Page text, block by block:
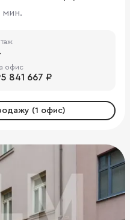
мин.
офис
841 667 ₽
(1 офис)